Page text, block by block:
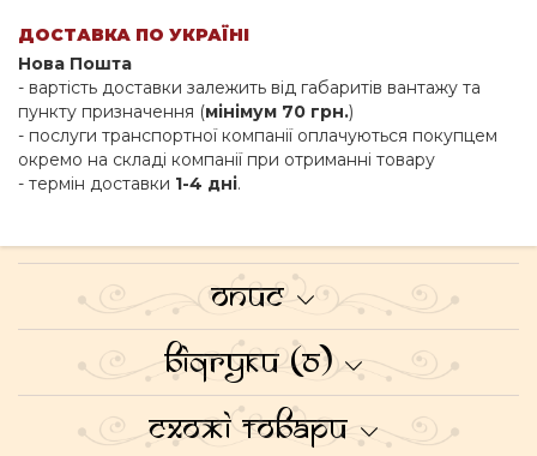
ДОСТАВКА ПО УКРАЇНІ
Нова Пошта
- вартість доставки залежить від габаритів вантажу та
пункту призначення (мінімум 70 грн.)
- послуги транспортної компанії оплачуються покупцем
окремо на складі компанії при отриманні товару
- термін доставки 1-4 дні.
Опис
Відгуки (0)
Схожі товари